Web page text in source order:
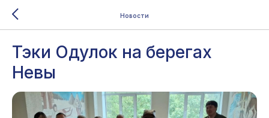
Новости
Тэки Одулок на берегах
Невы